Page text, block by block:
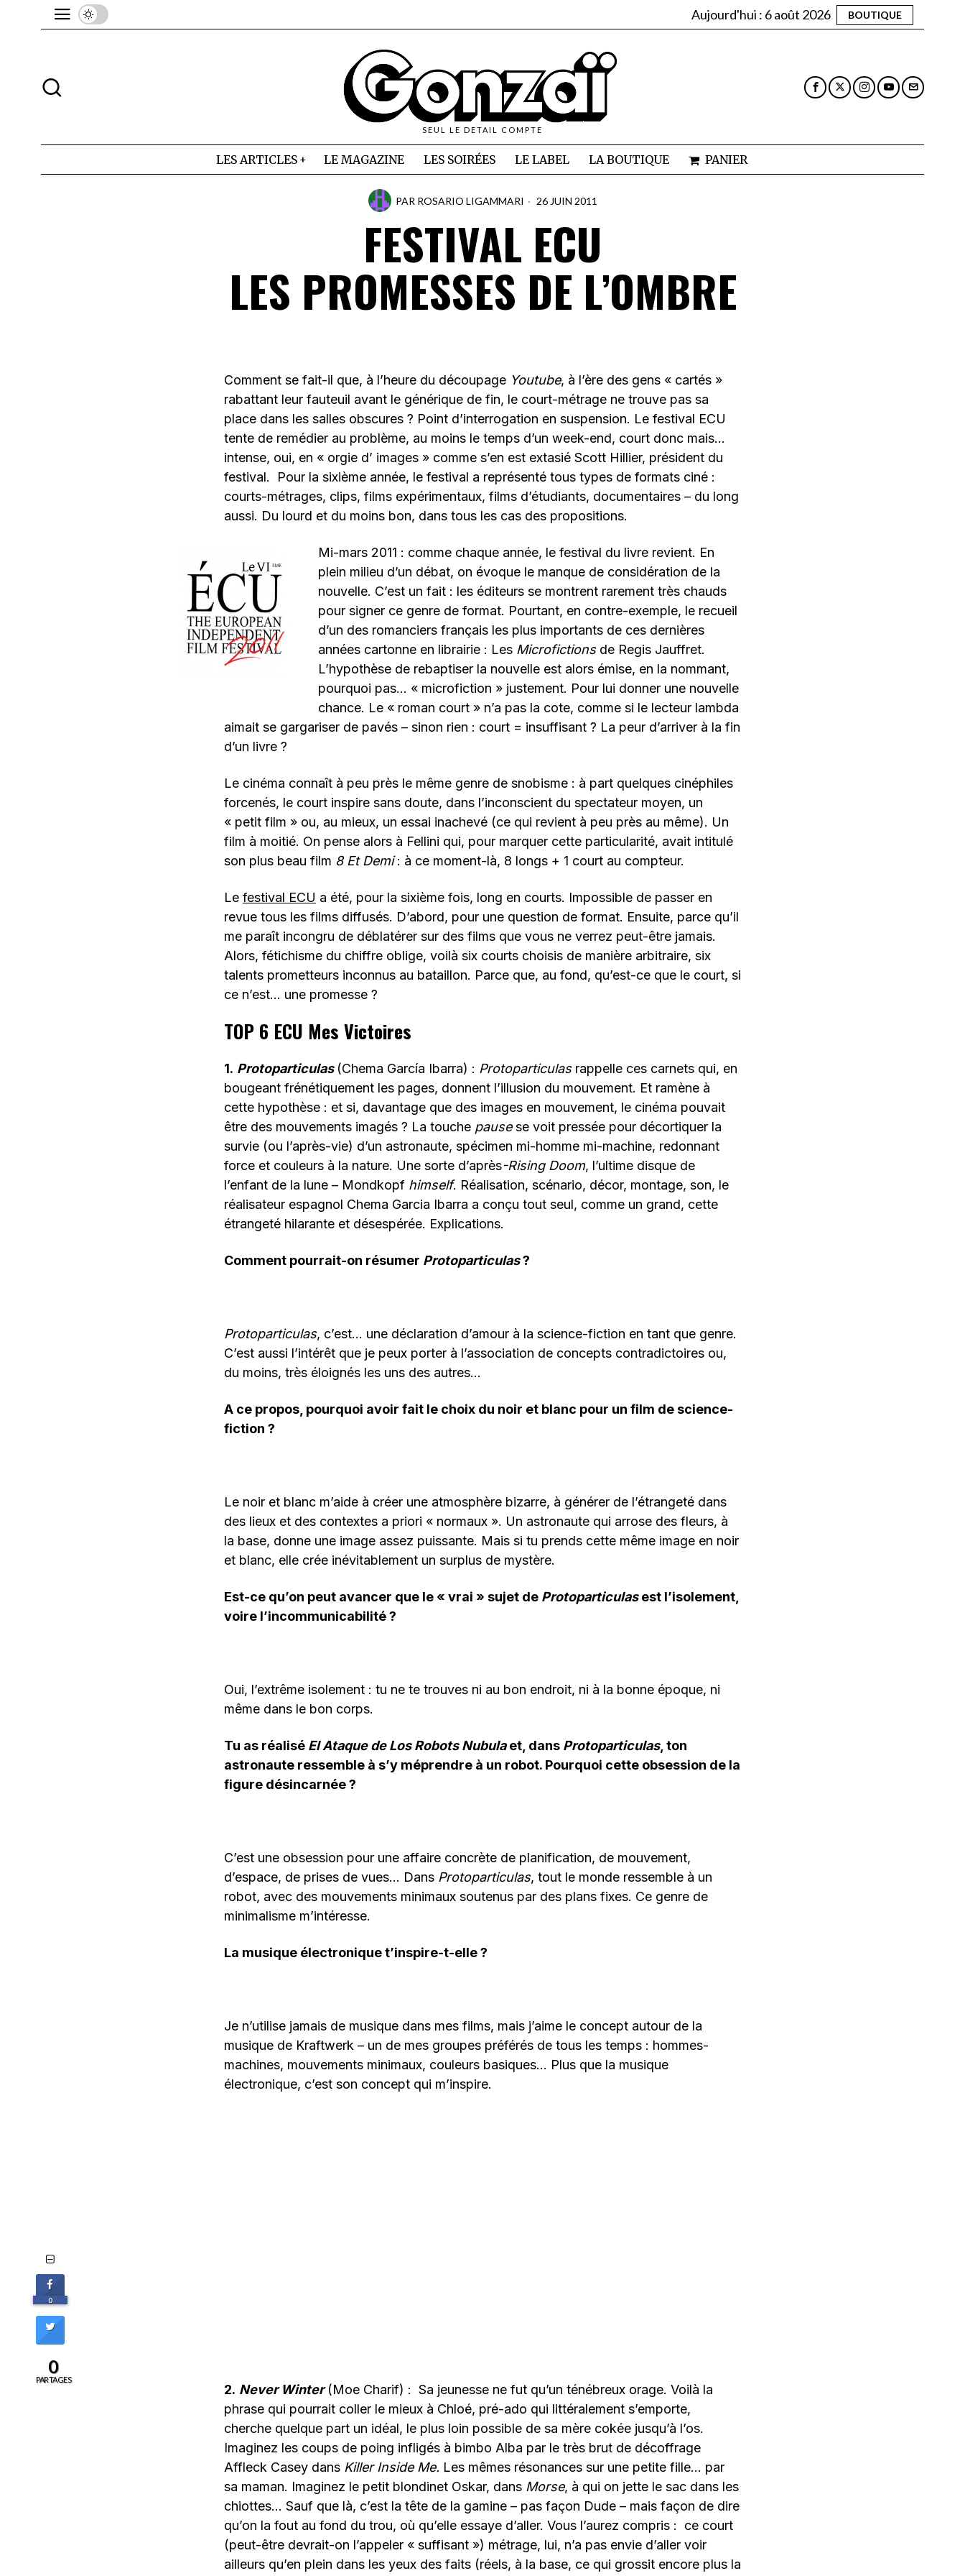
Aujourd'hui : 6 août 2026 BOUTIQUE
SEUL LE DETAIL COMPTE
LES ARTICLES LE MAGAZINE LES SOIRÉES LE LABEL LA BOUTIQUE PANIER
PAR ROSARIO LIGAMMARI 26 JUIN 2011
FESTIVAL ECU
LES PROMESSES DE L’OMBRE
Comment se fait-il que, à l’heure du découpage Youtube, à l’ère des gens « cartés »
rabattant leur fauteuil avant le générique de fin, le court-métrage ne trouve pas sa
place dans les salles obscures ? Point d’interrogation en suspension. Le festival ECU
tente de remédier au problème, au moins le temps d’un week-end, court donc mais…
intense, oui, en « orgie d’ images » comme s’en est extasié Scott Hillier, président du
festival. Pour la sixième année, le festival a représenté tous types de formats ciné :
courts-métrages, clips, films expérimentaux, films d’étudiants, documentaires – du long
aussi. Du lourd et du moins bon, dans tous les cas des propositions.
Mi-mars 2011 : comme chaque année, le festival du livre revient. En
plein milieu d’un débat, on évoque le manque de considération de la
nouvelle. C’est un fait : les éditeurs se montrent rarement très chauds
pour signer ce genre de format. Pourtant, en contre-exemple, le recueil
d’un des romanciers français les plus importants de ces dernières
années cartonne en librairie : Les Microfictionsde Regis Jauffret.
L’hypothèse de rebaptiser la nouvelle est alors émise, en la nommant,
pourquoi pas… « microfiction » justement. Pour lui donner une nouvelle
chance. Le « roman court » n’a pas la cote, comme si le lecteur lambda
aimait se gargariser de pavés – sinon rien : court = insuffisant ? La peur d’arriver à la fin
d’un livre ?
Le cinéma connaît à peu près le même genre de snobisme : à part quelques cinéphiles
forcenés, le court inspire sans doute, dans l’inconscient du spectateur moyen, un
« petit film » ou, au mieux, un essai inachevé (ce qui revient à peu près au même). Un
film à moitié. On pense alors à Fellini qui, pour marquer cette particularité, avait intitulé
son plus beau film 8 Et Demi: à ce moment-là, 8 longs + 1 court au compteur.
Le festival ECU a été, pour la sixième fois, long en courts. Impossible de passer en
revue tous les films diffusés. D’abord, pour une question de format. Ensuite, parce qu’il
me paraît incongru de déblatérer sur des films que vous ne verrez peut-être jamais.
Alors, fétichisme du chiffre oblige, voilà six courts choisis de manière arbitraire, six
talents prometteurs inconnus au bataillon. Parce que, au fond, qu’est-ce que le court, si
ce n’est… une promesse ?
TOP 6 ECU Mes Victoires
1. Protoparticulas (Chema García Ibarra) : Protoparticulasrappelle ces carnets qui, en
bougeant frénétiquement les pages, donnent l’illusion du mouvement. Et ramène à
cette hypothèse : et si, davantage que des images en mouvement, le cinéma pouvait
être des mouvements imagés ? La touche pausese voit pressée pour décortiquer la
survie (ou l’après-vie) d’un astronaute, spécimen mi-homme mi-machine, redonnant
force et couleurs à la nature. Une sorte d’après-Rising Doom, l’ultime disque de
l’enfant de la lune – Mondkopf himself. Réalisation, scénario, décor, montage, son, le
réalisateur espagnol Chema Garcia Ibarra a conçu tout seul, comme un grand, cette
étrangeté hilarante et désespérée. Explications.
Comment pourrait-on résumer Protoparticulas?
Protoparticulas, c’est… une déclaration d’amour à la science-fiction en tant que genre.
C’est aussi l’intérêt que je peux porter à l’association de concepts contradictoires ou,
du moins, très éloignés les uns des autres…
A ce propos, pourquoi avoir fait le choix du noir et blanc pour un film de science-
fiction ?
Le noir et blanc m’aide à créer une atmosphère bizarre, à générer de l’étrangeté dans
des lieux et des contextes a priori « normaux ». Un astronaute qui arrose des fleurs, à
la base, donne une image assez puissante. Mais si tu prends cette même image en noir
et blanc, elle crée inévitablement un surplus de mystère.
Est-ce qu’on peut avancer que le « vrai » sujet de Protoparticulasest l’isolement,
voire l’incommunicabilité ?
Oui, l’extrême isolement : tu ne te trouves ni au bon endroit, ni à la bonne époque, ni
même dans le bon corps.
Tu as réalisé El Ataque de Los Robots Nubulaet, dans Protoparticulas, ton
astronaute ressemble à s’y méprendre à un robot. Pourquoi cette obsession de la
figure désincarnée ?
C’est une obsession pour une affaire concrète de planification, de mouvement,
d’espace, de prises de vues… Dans Protoparticulas, tout le monde ressemble à un
robot, avec des mouvements minimaux soutenus par des plans fixes. Ce genre de
minimalisme m’intéresse.
La musique électronique t’inspire-t-elle ?
Je n’utilise jamais de musique dans mes films, mais j’aime le concept autour de la
musique de Kraftwerk – un de mes groupes préférés de tous les temps : hommes-
machines, mouvements minimaux, couleurs basiques… Plus que la musique
électronique, c’est son concept qui m’inspire.
2. Never Winter(Moe Charif) : Sa jeunesse ne fut qu’un ténébreux orage. Voilà la
phrase qui pourrait coller le mieux à Chloé, pré-ado qui littéralement s’emporte,
cherche quelque part un idéal, le plus loin possible de sa mère cokée jusqu’à l’os.
Imaginez les coups de poing infligés à bimbo Alba par le très brut de décoffrage
Affleck Casey dans Killer Inside Me. Les mêmes résonances sur une petite fille… par
sa maman. Imaginez le petit blondinet Oskar, dans Morse, à qui on jette le sac dans les
chiottes… Sauf que là, c’est la tête de la gamine – pas façon Dude – mais façon de dire
qu’on la fout au fond du trou, où qu’elle essaye d’aller. Vous l’aurez compris : ce court
(peut-être devrait-on l’appeler « suffisant ») métrage, lui, n’a pas envie d’aller voir
ailleurs qu’en plein dans les yeux des faits (réels, à la base, ce qui grossit encore plus la
0
0
PARTAGES